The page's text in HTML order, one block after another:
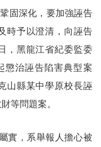
固深化，要加強誣告
時予以澄清，向誣告
，黑龍江省紀委監委
懲治誣告陷害典型案
山縣某中學原校長誣
等問題案。
實，系舉報人擔心被